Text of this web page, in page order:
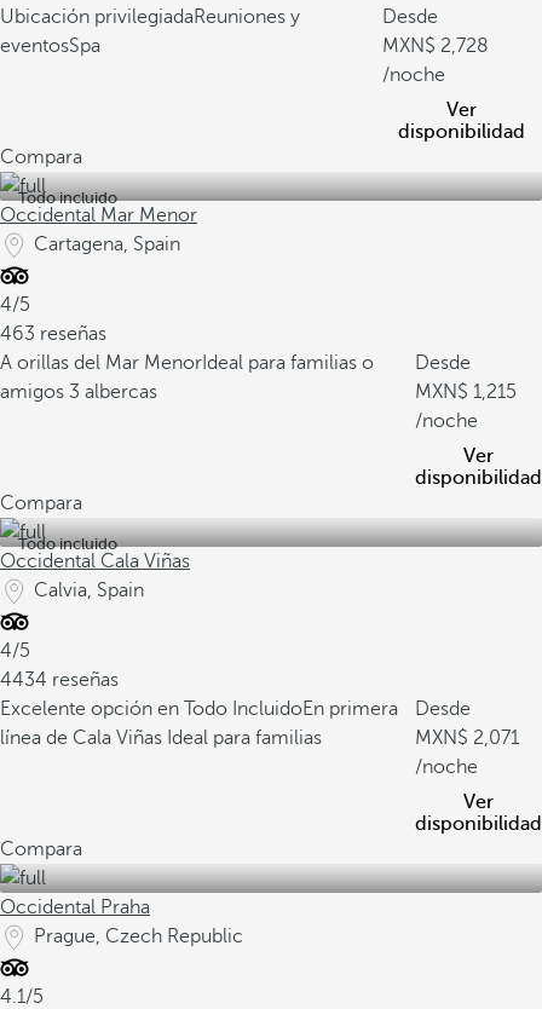
Ubicación privilegiadaReuniones y
eventosSpa
Desde
2,728
/noche
Ver
disponibilidad
Compara
Todo incluido
Occidental Mar Menor
Cartagena, Spain
4/5
463 reseñas
A orillas del Mar Menor Ideal para familias o
amigos 3 albercas
Desde
1,215
/noche
Ver
disponibilidad
Compara
Todo incluido
Occidental Cala Viñas
Calvia, Spain
4/5
4434 reseñas
Excelente opción en Todo IncluidoEn primera
línea de Cala Viñas Ideal para familias
Desde
2,071
/noche
Ver
disponibilidad
Compara
Occidental Praha
Prague, Czech Republic
4.1/5